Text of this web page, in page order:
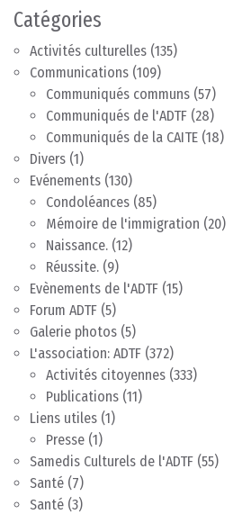
Catégories
Activités culturelles (135)
Communications (109)
Communiqués communs (57)
Communiqués de l'ADTF (28)
Communiqués de la CAITE (18)
Divers (1)
Evénements (130)
Condoléances (85)
Mémoire de l'immigration (20)
Naissance. (12)
Réussite. (9)
Evènements de l'ADTF (15)
Forum ADTF (5)
Galerie photos (5)
L'association: ADTF (372)
Activités citoyennes (333)
Publications (11)
Liens utiles (1)
Presse (1)
Samedis Culturels de l'ADTF (55)
Santé (7)
Santé (3)